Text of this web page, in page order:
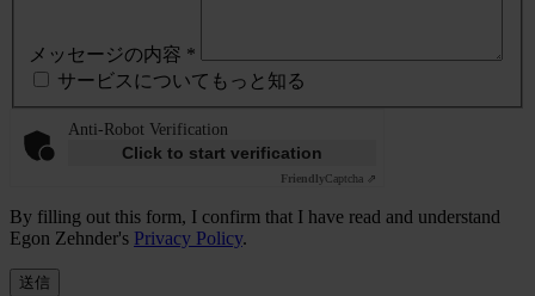
メッセージの内容 *
サービスについてもっと知る
Anti-Robot Verification
Click to start verification
FriendlyCaptcha ⇗
By filling out this form, I confirm that I have read and understand
Egon Zehnder's Privacy Policy.
送信